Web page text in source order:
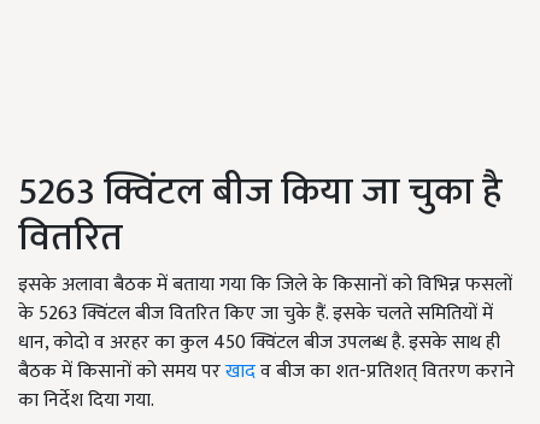
5263 क्विंटल बीज किया जा चुका है
वितरित
इसके अलावा बैठक में बताया गया कि जिले के किसानों को विभिन्न फसलों
के 5263 क्विंटल बीज वितरित किए जा चुके हैं. इसके चलते समितियों में
धान, कोदो व अरहर का कुल 450 क्विंटल बीज उपलब्ध है. इसके साथ ही
बैठक में किसानों को समय परखादव बीज का शत-प्रतिशत् वितरण कराने
का निर्देश दिया गया.